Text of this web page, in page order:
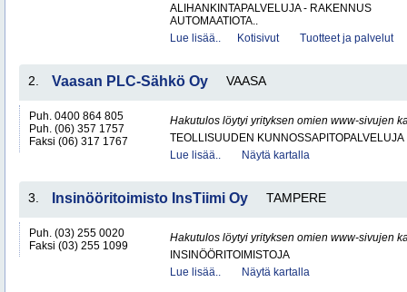
ALIHANKINTAPALVELUJA - RAKENNUS
AUTOMAATIOTA..
Lue lisää..
Kotisivut Tuotteet ja palvelut
2. Vaasan PLC-Sähkö Oy VAASA
Puh. 0400 864 805
Puh. (06) 357 1757
Faksi (06) 317 1767
Hakutulos löytyi yrityksen omien www-sivujen
TEOLLISUUDEN KUNNOSSAPITOPALVELUJA
Lue lisää..
Näytä kartalla
3. Insinööritoimisto InsTiimi Oy TAMPERE
Puh. (03) 255 0020
Faksi (03) 255 1099
Hakutulos löytyi yrityksen omien www-sivujen
INSINÖÖRITOIMISTOJA
Lue lisää..
Näytä kartalla